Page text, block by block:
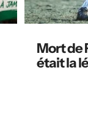
Mort de
était la